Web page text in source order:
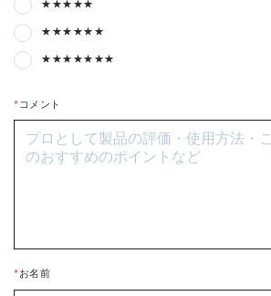
★★★★★
★★★★★★
★★★★★★★
*コメント
*お名前